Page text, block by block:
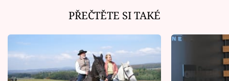
PŘEČTĚTE SI TAKÉ